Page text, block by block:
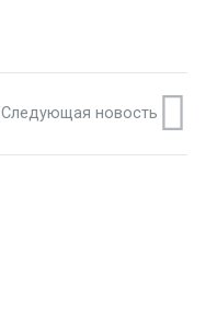
Следующая новость